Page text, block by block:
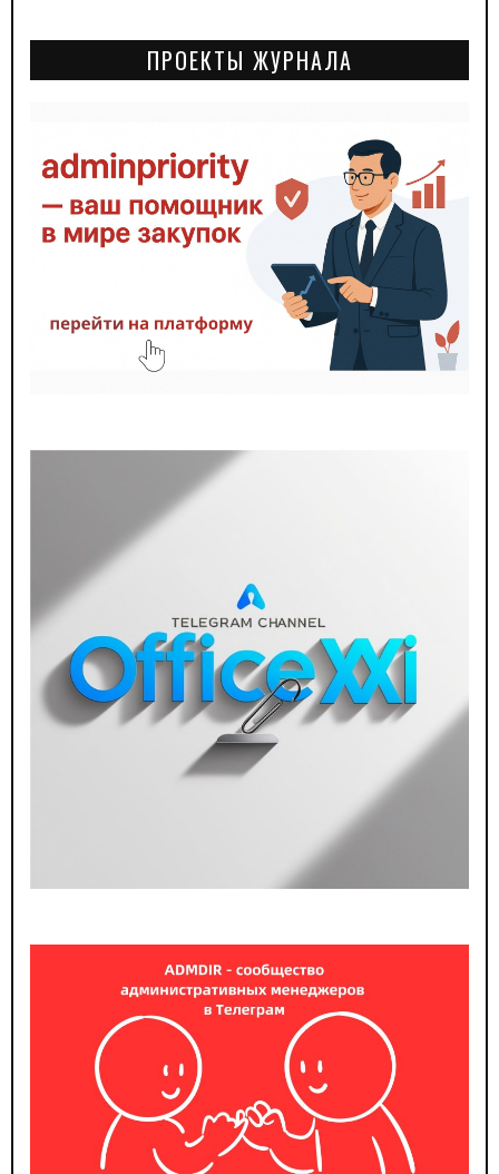
ПРОЕКТЫ ЖУРНАЛА